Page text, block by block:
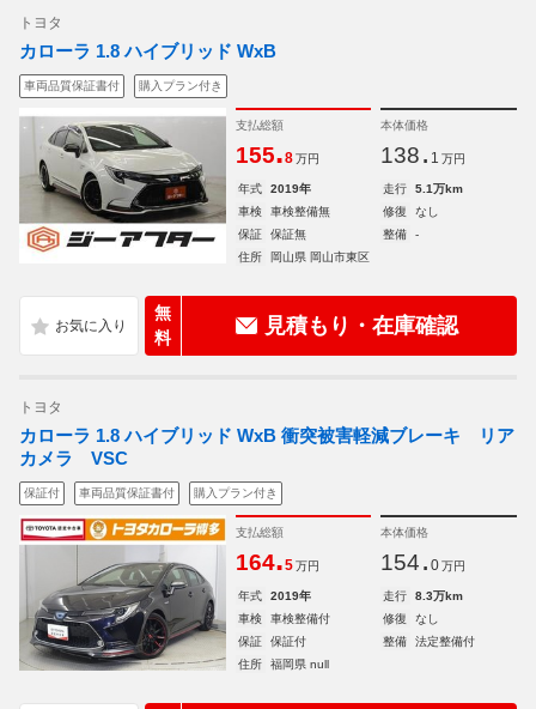
トヨタ
カローラ 1.8 ハイブリッド WxB
車両品質保証書付 購入プラン付き
支払総額
155.8 万円
本体価格
138. 1 万円
年式 2019年 走行
5.1万km
車検
車検整備無 修復
なし
保証
保証無 整備
-
住所
岡山県 岡山市東区
無
料
見積もり・在庫確認
トヨタ
カローラ 1.8 ハイブリッド WxB 衝突被害軽減ブレーキ リア
カメラ VSC
保証付 車両品質保証書付 購入プラン付き
支払総額
164.5 万円
本体価格
154. 0 万円
年式 2019年 走行
8.3万km
車検
車検整備付 修復
なし
保証
保証付 整備
法定整備付
住所
福岡県 null